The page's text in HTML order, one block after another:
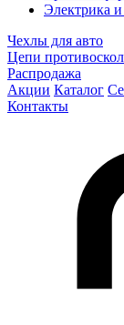
Электрика
Чехлы для авто
Цепи
Распродажа
Акции Каталог
Контакты